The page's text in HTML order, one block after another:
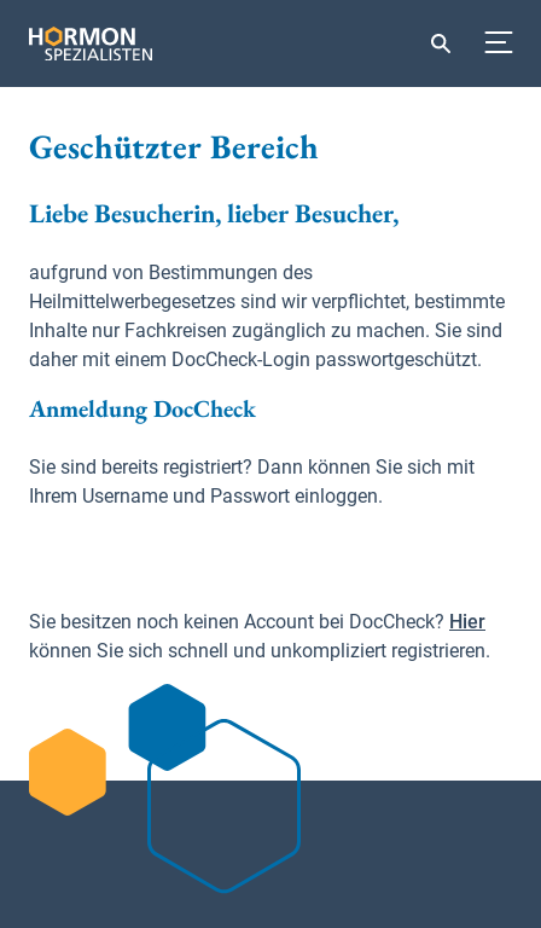
Geschützter Bereich
Liebe Besucherin, lieber Besucher,
aufgrund von Bestimmungen des
Heilmittelwerbegesetzes sind wir verpflichtet, bestimmte
Inhalte nur Fachkreisen zugänglich zu machen. Sie sind
daher mit einem DocCheck-Login passwortgeschützt.
Anmeldung DocCheck
Sie sind bereits registriert? Dann können Sie sich mit
Ihrem Username und Passwort einloggen.
Sie besitzen noch keinen Account bei DocCheck? Hier
können Sie sich schnell und unkompliziert registrieren.